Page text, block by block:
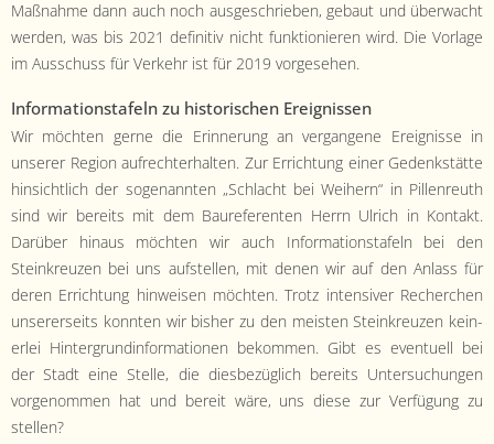
Maß­nahme dann auch noch aus­geschrieben, gebaut und überwacht
wer­den, was bis 2021 defin­i­tiv nicht funk­tion­ieren wird. Die Vor­lage
im Auss­chuss für Verkehr ist für 2019 vorgesehen.
Infor­ma­tion­stafeln zu his­torischen Ereignis­sen
Wir möcht­en gerne die Erin­nerung an ver­gan­gene Ereignisse in
unser­er Region aufrechter­hal­ten. Zur Errich­tung ein­er Gedenkstätte
hin­sichtlich der soge­nan­nten „Schlacht bei Wei­h­ern“ in Pil­len­reuth
sind wir bere­its mit dem Bau­ref­er­enten Her­rn Ulrich in Kon­takt.
Darüber hin­aus möcht­en wir auch Infor­ma­tion­stafeln bei den
Steinkreuzen bei uns auf­stellen, mit denen wir auf den Anlass für
deren Errich­tung hin­weisen möcht­en. Trotz inten­siv­er Recherchen
unser­er­seits kon­nten wir bish­er zu den meis­ten Steinkreuzen kein­
er­lei Hin­ter­grund­in­for­ma­tio­nen bekom­men. Gibt es eventuell bei
der Stadt eine Stelle, die dies­bezüglich bere­its Unter­suchun­gen
vorgenom­men hat und bere­it wäre, uns diese zur Ver­fü­gung zu
stellen?